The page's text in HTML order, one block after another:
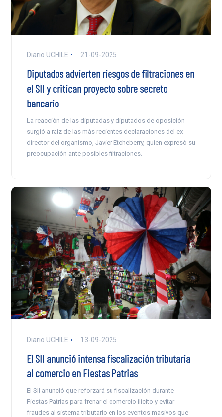
Diario UCHILE 21-09-2025
Diputados advierten riesgos de filtraciones en
el SII y critican proyecto sobre secreto
bancario
La reacción de las diputadas y diputados de oposición
surgió a raíz de las más recientes declaraciones del ex
director del organismo, Javier Etcheberry, quien expresó su
preocupación ante posibles filtraciones.
Diario UCHILE 13-09-2025
El SII anunció intensa fiscalización tributaria
al comercio en Fiestas Patrias
El SII anunció que reforzará su fiscalización durante
Fiestas Patrias para frenar el comercio ilícito y evitar
fraudes al sistema tributario en los eventos masivos que